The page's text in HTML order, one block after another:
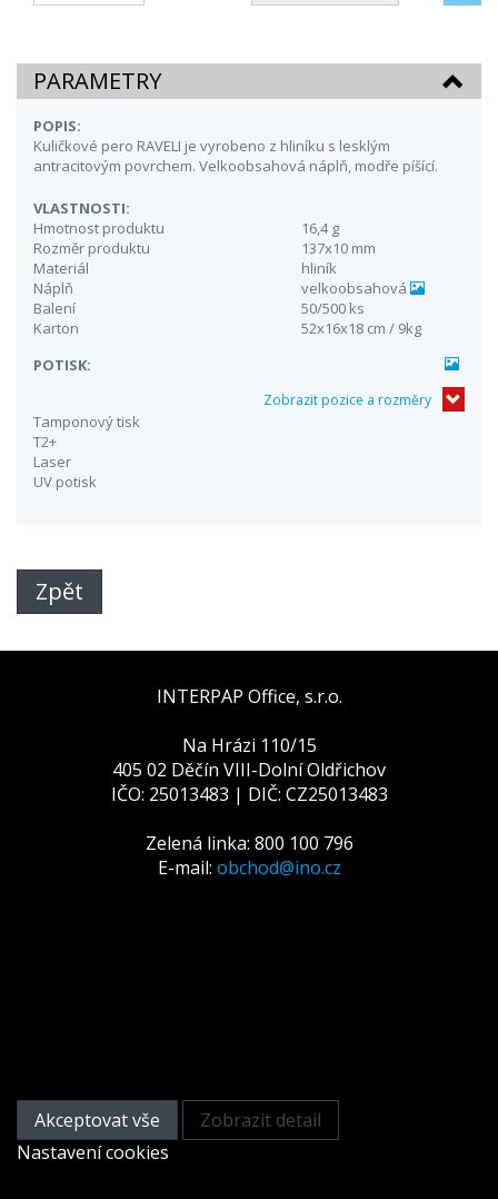
PARAMETRY
POPIS:
Kuličkové pero RAVELI je vyrobeno z hliníku s lesklým
antracitovým povrchem. Velkoobsahová náplň, modře píšící.
VLASTNOSTI:
Hmotnost produktu
16,4 g
Rozměr produktu
137x10 mm
Materiál
hliník
Náplň
velkoobsahová
Balení
50/500 ks
Karton
52x16x18 cm / 9kg
POTISK:
Zobrazit pozice a rozměry
Tamponový tisk
T2+
Laser
UV potisk
Zpět
INTERPAP Office, s.r.o.
Na Hrázi 110/15
405 02 Děčín VIII-Dolní Oldřichov
IČO: 25013483 | DIČ: CZ25013483
Zelená linka: 800 100 796
E-mail: obchod@ino.cz
Akceptovat vše
Zobrazit detail
Nastavení cookies